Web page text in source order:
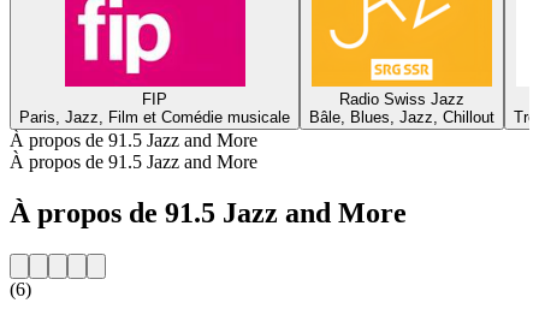
FIP
Paris, Jazz, Film et Comédie musicale
Radio Swiss Jazz
Bâle, Blues, Jazz, Chillout
À propos de 91.5 Jazz and More
À propos de 91.5 Jazz and More
À propos de 91.5 Jazz and More
(6)